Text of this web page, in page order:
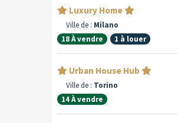
Luxury Home
Ville de : Milano
18 À vendre
1 à louer
Urban House Hub
Ville de : Torino
14 À vendre